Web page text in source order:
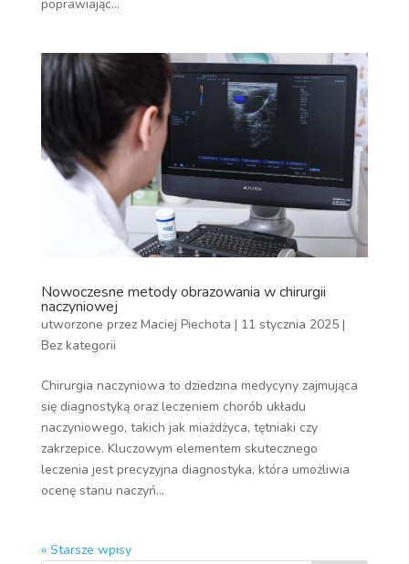
poprawiając...
Nowoczesne metody obrazowania w chirurgii
naczyniowej
utworzone przez Maciej Piechota | 11 stycznia 2025|
Bez kategorii
Chirurgia naczyniowa to dziedzina medycyny zajmująca
się diagnostyką oraz leczeniem chorób układu
naczyniowego, takich jak miażdżyca, tętniaki czy
zakrzepice. Kluczowym elementem skutecznego
leczenia jest precyzyjna diagnostyka, która umożliwia
ocenę stanu naczyń...
« Starsze wpisy